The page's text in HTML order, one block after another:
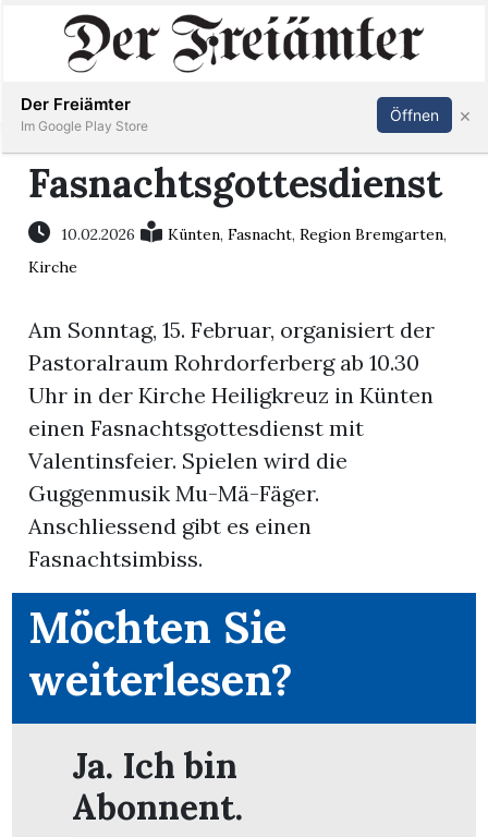
Immobilien
Stellen
E-
Paper
Newsletter
Inserieren Abonnieren Anmelden
Fasnachtsgottesdienst
10.02.2026 Künten,Fasnacht,Region Bremgarten,
Kirche
Am Sonntag, 15. Februar, organisiert der
Pastoralraum Rohrdorferberg ab 10.30
Uhr in der Kirche Heiligkreuz in Künten
einen Fasnachtsgottesdienst mit
Valentinsfeier. Spielen wird die
Guggenmusik Mu-Mä-Fäger.
Anschliessend gibt es einen
Fasnachtsimbiss.
Möchten Sie
weiterlesen?
Ja. Ich bin
Abonnent.
Der Freiämter
Im Google Play Store
Öffnen ×